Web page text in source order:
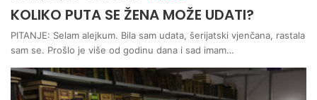
KOLIKO PUTA SE ŽENA MOŽE UDATI?
PITANJE: Selam alejkum. Bila sam udata, šerijatski vjenčana, rastala
sam se. Prošlo je više od godinu dana i sad imam…